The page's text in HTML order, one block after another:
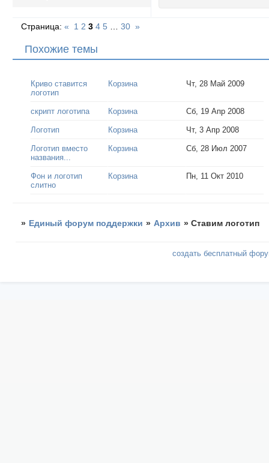
Страница:« 1 2 3 4 5 30 »
Похожие темы
Криво ставится
логотип
Корзина Чт, 28 Май 2009
скрипт логотипа Корзина Сб, 19 Апр 2008
Логотип Корзина Чт, 3 Апр 2008
Логотип вместо
названия...
Корзина Сб, 28 Июл 2007
Фон и логотип
слитно
Корзина Пн, 11 Окт 2010
» Единый форум поддержки » Архив »Ставим логотип
создать бесплатный